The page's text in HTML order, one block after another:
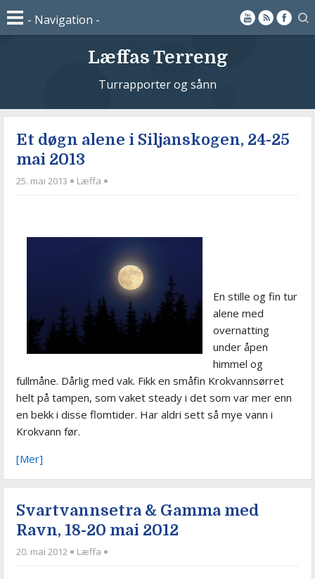
Læffas Terreng
Turrapporter og sånn
Et døgn alene i Siljanskogen, 24-25
mai 2013
25. mai 2013 Læffa
En stille og fin tur
alene med
overnatting
under åpen
himmel og
fullmåne. Dårlig med vak. Fikk en småfin Krokvannsørret
helt på tampen, som vaket steady i det som var mer enn
en bekk i disse flomtider. Har aldri sett så mye vann i
Krokvann før.
[Mer]
Svartvannsetra & Gamma med
Ravn, 18-20 mai 2012
20. mai 2012 Læffa